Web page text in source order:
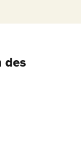
des